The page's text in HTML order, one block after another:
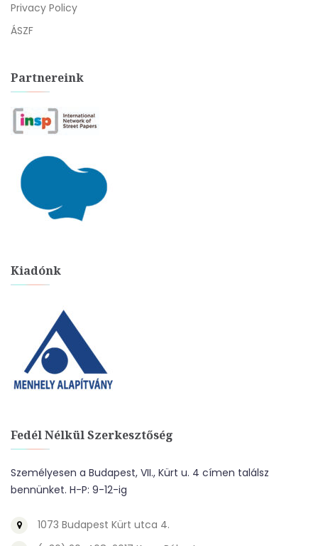
Privacy Policy
ÁSZF
Partnereink
Kiadónk
Fedél Nélkül Szerkesztőség
Személyesen a Budapest, VII., Kürt u. 4 címen találsz
bennünket. H-P: 9-12-ig
1073 Budapest Kürt utca 4.